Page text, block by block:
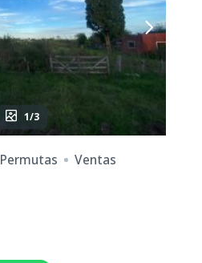
1/3
Permutas
Ventas